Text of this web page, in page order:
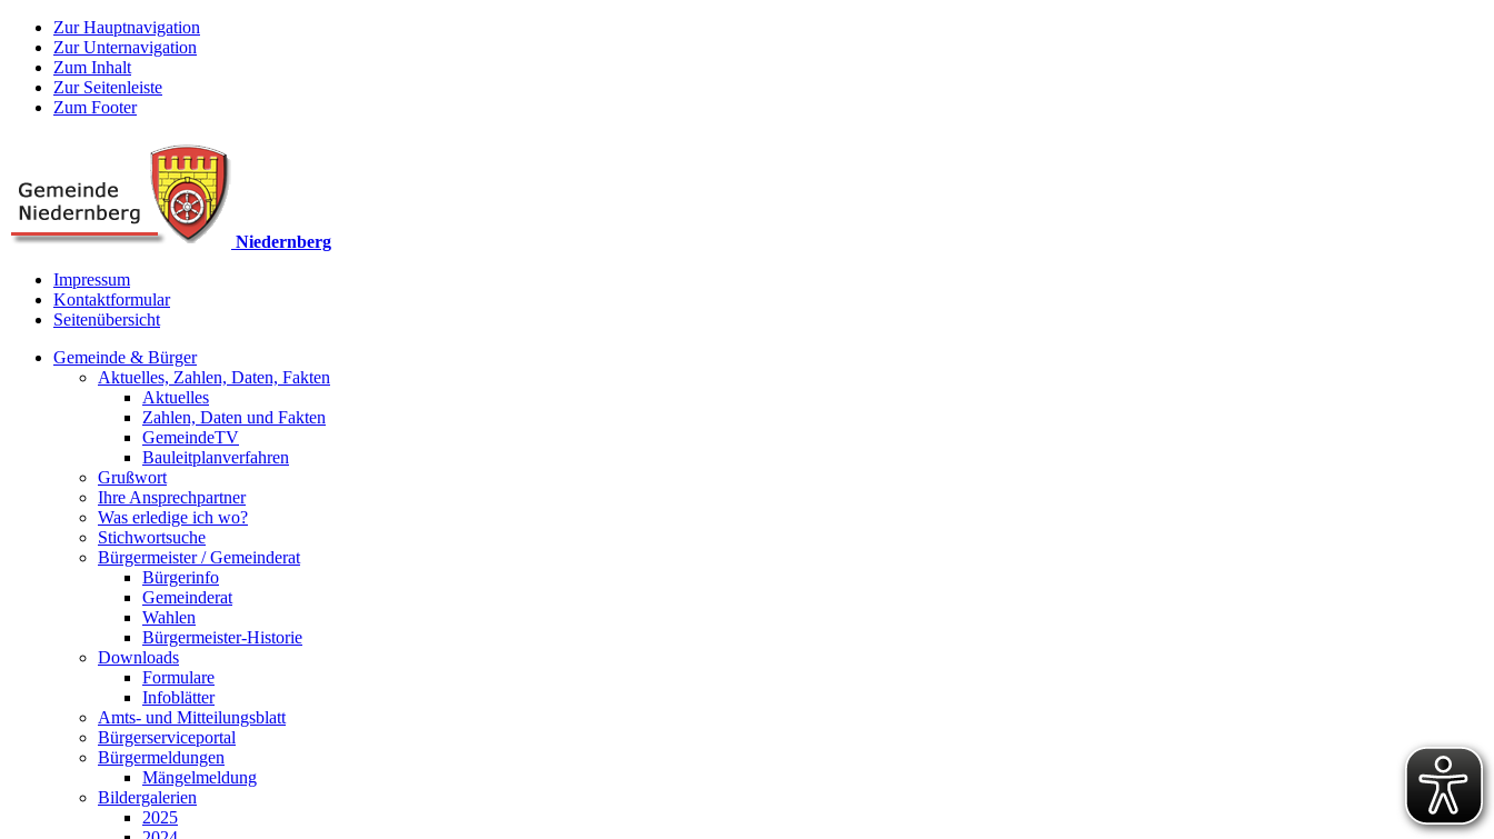
Zur Hauptnavigation
Zur Unternavigation
Zum Inhalt
Zur Seitenleiste
Zum Footer
Niedernberg
Impressum
Kontaktformular
Seitenübersicht
Gemeinde & Bürger
Aktuelles, Zahlen, Daten, Fakten
Aktuelles
Zahlen, Daten und Fakten
GemeindeTV
Bauleitplanverfahren
Grußwort
Ihre Ansprechpartner
Was erledige ich wo?
Stichwortsuche
Bürgermeister / Gemeinderat
Bürgerinfo
Gemeinderat
Wahlen
Bürgermeister-Historie
Downloads
Formulare
Infoblätter
Amts- und Mitteilungsblatt
Bürgerserviceportal
Bürgermeldungen
Mängelmeldung
Bildergalerien
2025